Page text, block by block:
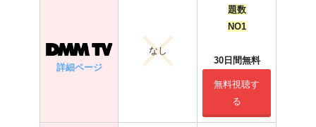
詳細ページ
なし
題数
NO1
30日間無料
無料視聴す
る